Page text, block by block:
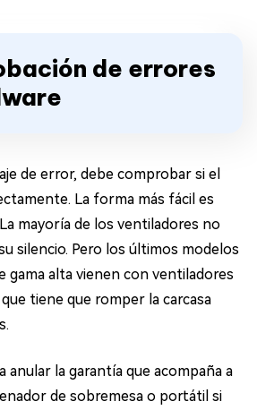
de errores
de error, debe comprobar si el
La forma más fácil es
mayoría de los ventiladores no
silencio. Pero los últimos modelos
gama alta vienen con ventiladores
tiene que romper la carcasa
anular la garantía que acompaña a
de sobremesa o portátil si